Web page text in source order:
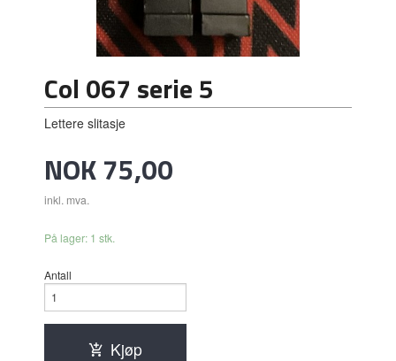
Col 067 serie 5
Lettere slitasje
Pris
NOK75,00
inkl. mva.
På lager: 1 stk.
Antall
Kjøp